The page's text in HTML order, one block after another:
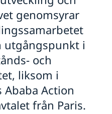
genomsyrar
utgångspunkt i
och
liksom i
Ababa Action
från Paris.